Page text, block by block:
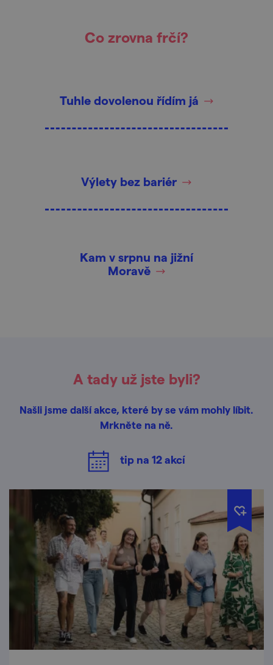
Co zrovna frčí?
Tuhle dovolenou řídím já
Výlety bez bariér
Kam v srpnu na jižní
Moravě
A tady už jste byli?
Našli jsme další akce, které by se vám mohly líbit.
Mrkněte na ně.
tip na 12akcí